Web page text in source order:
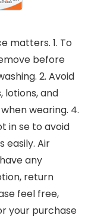
matters. 1. To
before
2. Avoid
lotions, and
wearing. 4.
in se to avoid
easily. Air
any
return
feel free,
your purchase